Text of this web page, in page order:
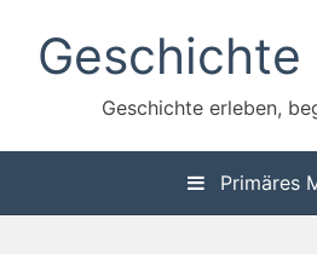
Inhalt
springenGeschichte
Geschichte erleben,
Primäres